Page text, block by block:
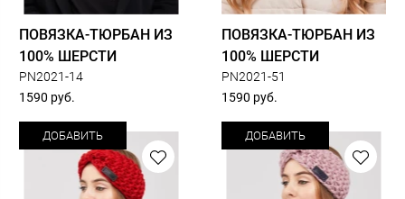
ПОВЯЗКА-ТЮРБАН ИЗ
100% ШЕРСТИ
РN2021-14
1590 руб.
ДОБАВИТЬ
ПОВЯЗКА-ТЮРБАН ИЗ
100% ШЕРСТИ
РN2021-51
1590 руб.
ДОБАВИТЬ